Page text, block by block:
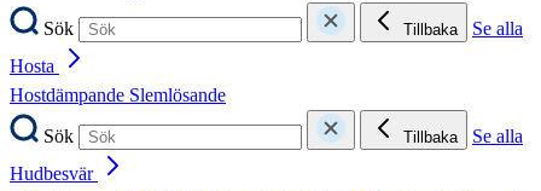
Sök
Tillbaka
Se alla
Hosta
Hostdämpande Slemlösande
Sök
Tillbaka
Se alla
Hudbesvär